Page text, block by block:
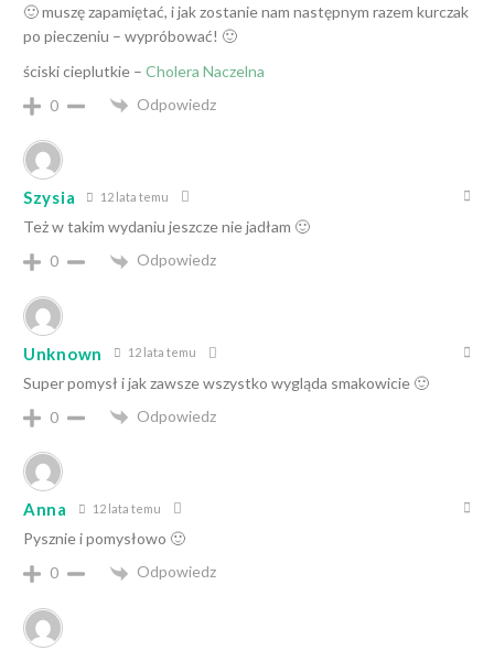
🙂 muszę zapamiętać, i jak zostanie nam następnym razem kurczak
po pieczeniu – wypróbować! 🙂
ściski cieplutkie – Cholera Naczelna
0
Odpowiedz
Szysia 12 lata temu
Też w takim wydaniu jeszcze nie jadłam 🙂
0
Odpowiedz
Unknown 12 lata temu
Super pomysł i jak zawsze wszystko wygląda smakowicie 🙂
0
Odpowiedz
Anna 12 lata temu
Pysznie i pomysłowo 🙂
0
Odpowiedz